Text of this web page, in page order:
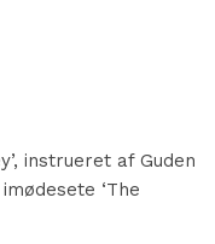
instrueret af Guden
‘The